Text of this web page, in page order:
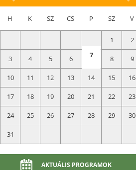
H K SZ CS P SZ V
1 2
3 4 5 6 7 8 9
10 11 12 13 14 15 16
17 18 19 20 21 22 23
24 25 26 27 28 29 30
31
AKTUÁLIS PROGRAMOK